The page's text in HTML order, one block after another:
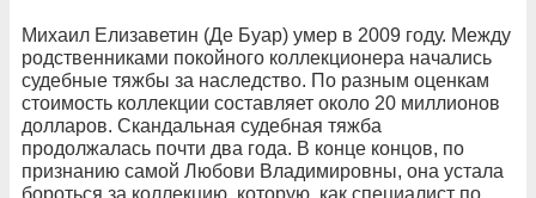
Михаил Елизаветин (Де Буар) умер в 2009 году. Между
родственниками покойного коллекционера начались
судебные тяжбы за наследство. По разным оценкам
стоимость коллекции составляет около 20 миллионов
долларов. Скандальная судебная тяжба
продолжалась почти два года. В конце концов, по
признанию самой Любови Владимировны, она устала
бороться за коллекцию, которую, как специалист по